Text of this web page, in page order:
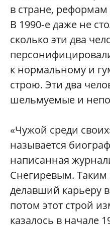
в стране, реформам
В 1990‑е даже не
сколько эти два
к нормальному и
строю. Эти два
шельмуемые и
«Чужой среди
называется
написанная
Снегиревым.
делавший карьеру
потом этот строй
казалось в начале